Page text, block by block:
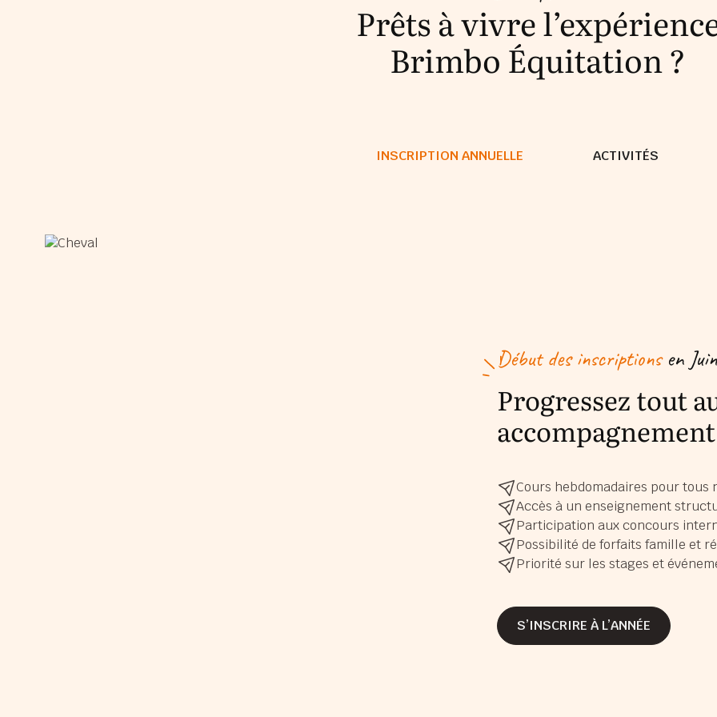
Prêts à vivre
Brimbo Équitation ?
INSCRIPTION ANNUELLE ACTIVITÉS
Début des inscriptionsen
Progressez tout
Cours hebdomadaires pour
Accès à un enseignement
Participation aux concours
Possibilité de forfaits famille et
Priorité sur les stages et
S’INSCRIRE À L’ANNÉE
S’INSCRIRE À L’ANNÉE